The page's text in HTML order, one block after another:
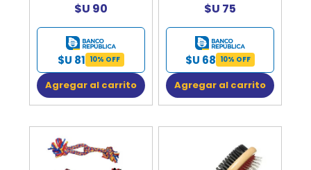
$U 90
$U 81 10% OFF
Agregar al carrito
$U 75
$U 68 10% OFF
Agregar al carrito